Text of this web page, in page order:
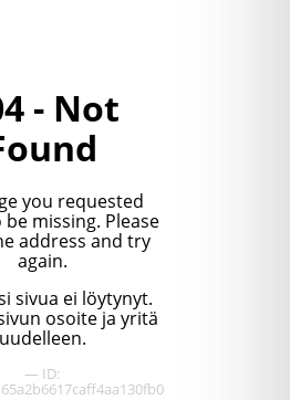
- Not
you requested
missing. Please
address and try
again.
sivua ei löytynyt.
osoite ja yritä
uudelleen.
— ID: